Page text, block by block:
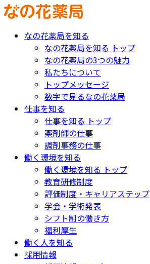
なの花薬局を知る
なの花薬局を知る トップ
なの花薬局の3つの魅力
私たちについて
トップメッセージ
数字で見るなの花薬局
仕事を知る
仕事を知る トップ
薬剤師の仕事
調剤事務の仕事
働く環境を知る
働く環境を知る トップ
教育研修制度
評価制度・キャリアステップ
学会・学術発表
シフト制の働き方
福利厚生
働く人を知る
採用情報